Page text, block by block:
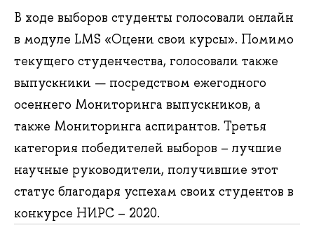
В ходе выборов студенты голосовали онлайн
в модуле LMS «Оцени свои курсы». Помимо
текущего студенчества, голосовали также
выпускники — посредством ежегодного
осеннего Мониторинга выпускников, а
также Мониторинга аспирантов. Третья
категория победителей выборов – лучшие
научные руководители, получившие этот
статус благодаря успехам своих студентов в
конкурсе НИРС – 2020.